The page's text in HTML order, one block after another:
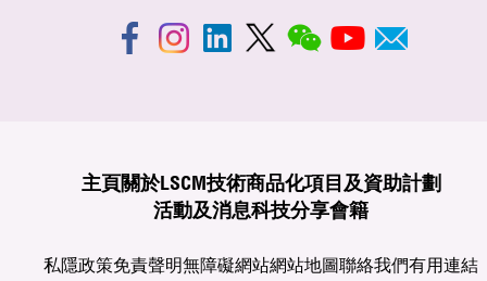
主頁 關於LSCM技術商品化項目及資助計劃
活動及消息科技分享會籍
私隱政策免責聲明無障礙網站網站地圖聯絡我們有用連結